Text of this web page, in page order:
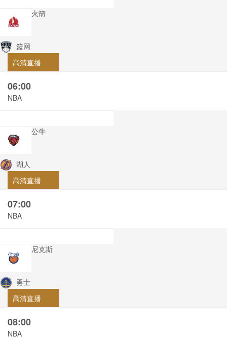
火箭
篮网
高清直播
06:00
NBA
公牛
湖人
高清直播
07:00
NBA
尼克斯
勇士
高清直播
08:00
NBA